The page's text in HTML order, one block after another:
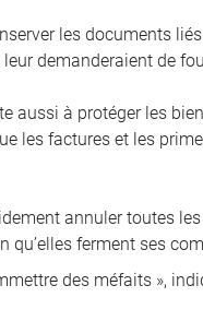
les documents
demanderaient de
aussi à protéger les
les factures et les
annuler toutes
ferment ses
des méfaits »,